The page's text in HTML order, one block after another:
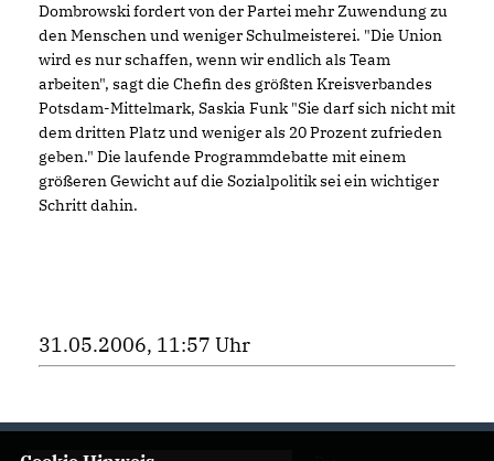
Dombrowski fordert von der Partei mehr Zuwendung zu
den Menschen und weniger Schulmeisterei. "Die Union
wird es nur schaffen, wenn wir endlich als Team
arbeiten", sagt die Chefin des größten Kreisverbandes
Potsdam-Mittelmark, Saskia Funk "Sie darf sich nicht mit
dem dritten Platz und weniger als 20 Prozent zufrieden
geben." Die laufende Programmdebatte mit einem
größeren Gewicht auf die Sozialpolitik sei ein wichtiger
Schritt dahin.
31.05.2006, 11:57 Uhr